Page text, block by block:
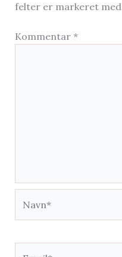
felter er markeret med
Kommentar *